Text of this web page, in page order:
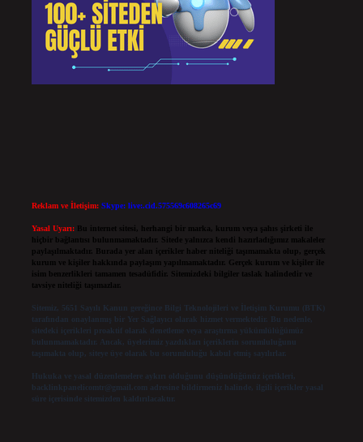
Reklam ve İletişim: Skype: live:.cid.575569c608265c69
Yasal Uyarı:
Bu internet sitesi, herhangi bir marka, kurum veya şahıs şirketi ile
hiçbir bağlantısı bulunmamaktadır. Sitede yalnızca kendi hazırladığımız makaleler
paylaşılmaktadır. Burada yer alan içerikler haber niteliği taşımamakta olup, gerçek
kurum ve kişiler hakkında paylaşım yapılmamaktadır. Gerçek kurum ve kişiler ile
isim benzerlikleri tamamen tesadüfidir. Sitemizdeki bilgiler taslak halindedir ve
tavsiye niteliği taşımazlar.
Sitemiz, 5651 Sayılı Kanun gereğince Bilgi Teknolojileri ve İletişim Kurumu (BTK)
tarafından onaylanmış bir Yer Sağlayıcı olarak hizmet vermektedir. Bu nedenle,
sitedeki içerikleri proaktif olarak denetleme veya araştırma yükümlülüğümüz
bulunmamaktadır. Ancak, üyelerimiz yazdıkları içeriklerin sorumluluğunu
taşımakta olup, siteye üye olarak bu sorumluluğu kabul etmiş sayılırlar.
Hukuka ve yasal düzenlemelere aykırı olduğunu düşündüğünüz içerikleri,
backlinkpanelicomtr@gmail.comadresine bildirmeniz halinde, ilgili içerikler yasal
süre içerisinde sitemizden kaldırılacaktır.